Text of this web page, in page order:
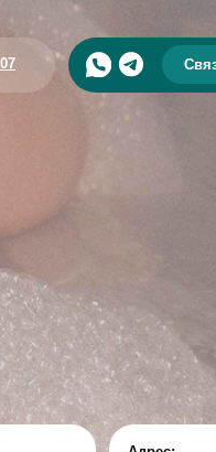
Связаться с нами
г. Москва, м. Павелецкая
Адрес: